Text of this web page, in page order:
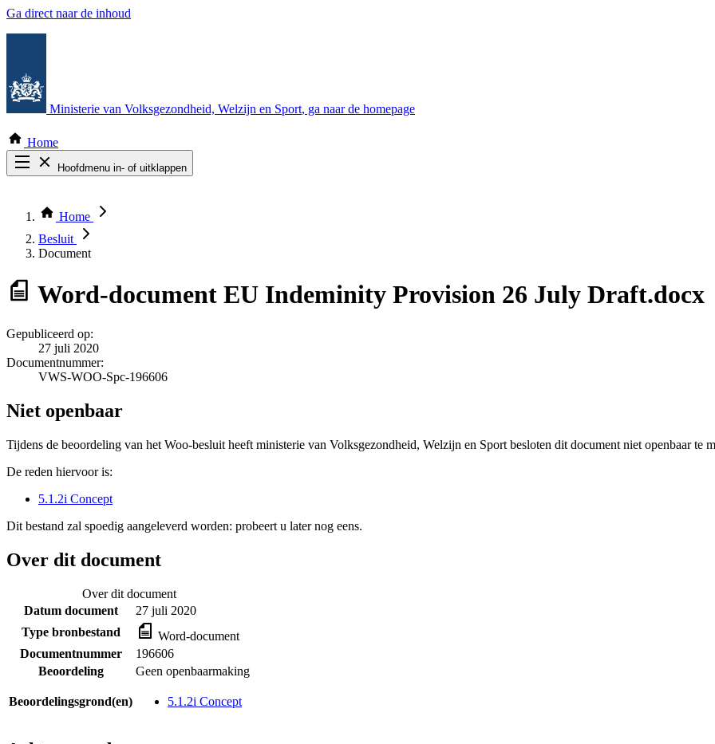
Ga direct naar de inhoud
Ministerie van Volksgezondheid, Welzijn en Sport, ga naar de homepage
Home
Hoofdmenu in- of uitklappen
Thema COVID-19
Bekijk per bestuursorgaan
Home
Besluit
Document
Word-document EU Indeminity Provision 26 July Draft.docx
Gepubliceerd op:
27 juli 2020
Documentnummer:
VWS-WOO-Spc-196606
Niet openbaar
Tijdens de beoordeling van het Woo-besluit heeft ministerie van Volksgezondheid, Welzijn en Sport besloten dit document niet openbaar te
De reden hiervoor is:
5.1.2i Concept
Dit bestand zal spoedig aangeleverd worden: probeert u later nog eens.
Over dit document
Over dit document
Datum document
27 juli 2020
Type bronbestand
Word-document
Documentnummer
196606
Beoordeling
Geen openbaarmaking
Beoordelingsgrond(en) 5.1.2i Concept